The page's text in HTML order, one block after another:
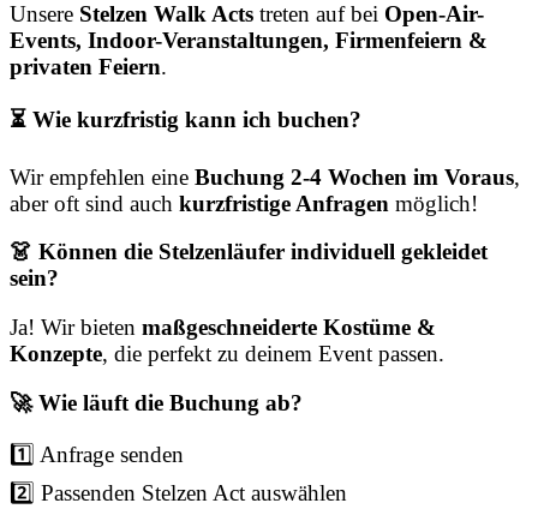
Unsere Stelzen Walk Acts treten auf bei Open-Air-
Events, Indoor-Veranstaltungen, Firmenfeiern &
privaten Feiern.
⏳ Wie kurzfristig kann ich buchen?
Wir empfehlen eine Buchung 2-4 Wochen im Voraus,
aber oft sind auch kurzfristige Anfragen möglich!
👗 Können die Stelzenläufer individuell gekleidet
sein?
Ja! Wir bieten maßgeschneiderte Kostüme &
Konzepte, die perfekt zu deinem Event passen.
🚀 Wie läuft die Buchung ab?
1️⃣ Anfrage senden
2️⃣ Passenden Stelzen Act auswählen